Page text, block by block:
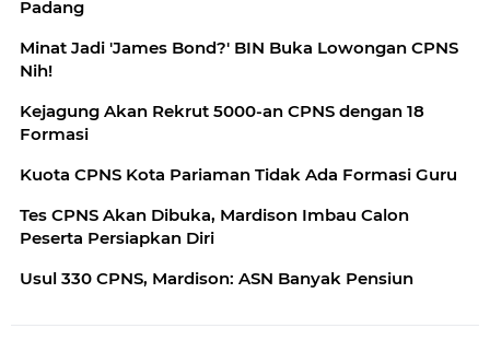
Padang
Minat Jadi 'James Bond?' BIN Buka Lowongan CPNS
Nih!
Kejagung Akan Rekrut 5000-an CPNS dengan 18
Formasi
Kuota CPNS Kota Pariaman Tidak Ada Formasi Guru
Tes CPNS Akan Dibuka, Mardison Imbau Calon
Peserta Persiapkan Diri
Usul 330 CPNS, Mardison: ASN Banyak Pensiun